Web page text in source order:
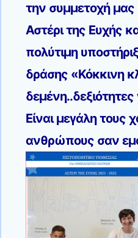
την συμμετοχή
Αστέρι της Ευχής
πολύτιμη
δράσης «Κόκκινη
δεμένη..δεξιότητες
Είναι μεγάλη τους
ανθρώπους σαν